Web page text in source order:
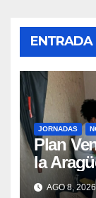
JORNADAS
Plan
la
AGO 8, 2026